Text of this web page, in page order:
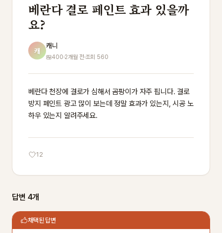
베란다 결로 페인트 효과 있을까
요?
캐
캐니
400·2개월 전·조회 560
베란다 천장에 결로가 심해서 곰팡이가 자주 핍니다. 결로
방지 페인트 광고 많이 보는데 정말 효과가 있는지, 시공 노
하우 있는지 알려주세요.
12
답변 4개
채택된 답변